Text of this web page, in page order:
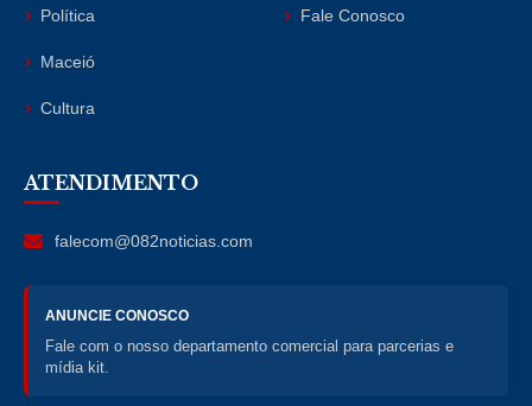
Política
Maceió
Cultura
Fale Conosco
ATENDIMENTO
falecom@082noticias.com
ANUNCIE CONOSCO
Fale com o nosso departamento comercial para parcerias e
mídia kit.